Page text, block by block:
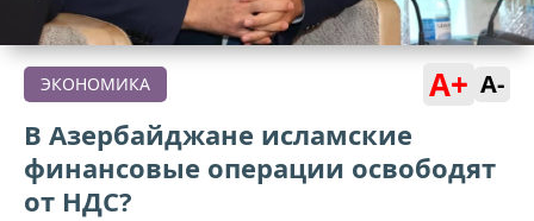
ЭКОНОМИКА A+ A-
В Азербайджане исламские
финансовые операции освободят
от НДС?